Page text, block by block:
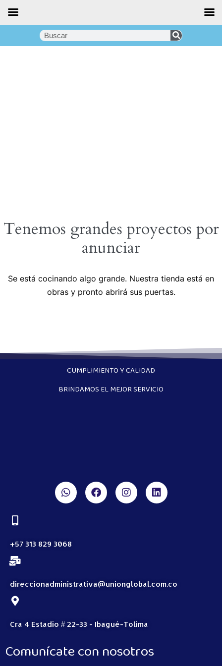
Tenemos grandes proyectos por
anunciar
Se está cocinando algo grande. Nuestra tienda está en
obras y pronto abrirá sus puertas.
CUMPLIMIENTO Y CALIDAD
BRINDAMOS EL MEJOR SERVICIO
+57 313 829 3068
direccionadministrativa@unionglobal.com.co
Cra 4 Estadio # 22-33 - Ibagué-Tolima
Comunícate con nosotros